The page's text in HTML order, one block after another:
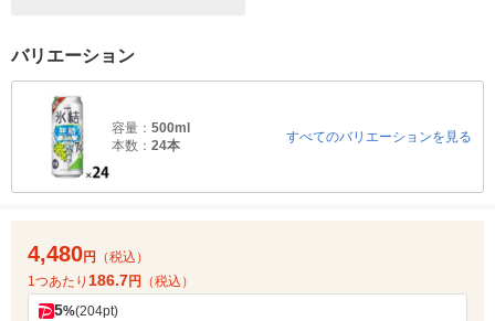
バリエーション
容量： 500ml
本数： 24本
すべてのバリエーションを見る
4,480円
（税込）
1つあたり 186.7円 （税込）
5%(204pt)